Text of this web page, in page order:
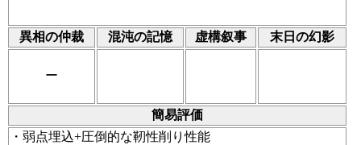
異相の仲裁 混沌の記憶 虚構叙事 末日の幻影
ー
簡易評価
・弱点埋込+圧倒的な靭性削り性能